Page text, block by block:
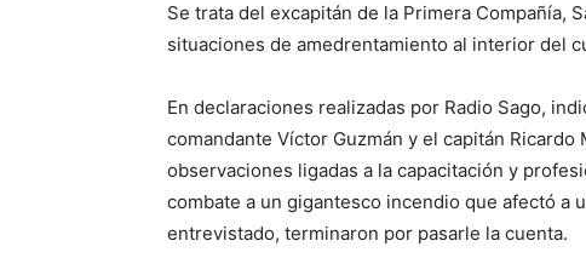
Se trata del excapitán de la Primera Compañía,
situaciones de amedrentamiento al interior del
En declaraciones realizadas por Radio Sago,
comandante Víctor Guzmán y el capitán
observaciones ligadas a la capacitación y
combate a un gigantesco incendio que afectó a
entrevistado, terminaron por pasarle la cuenta.